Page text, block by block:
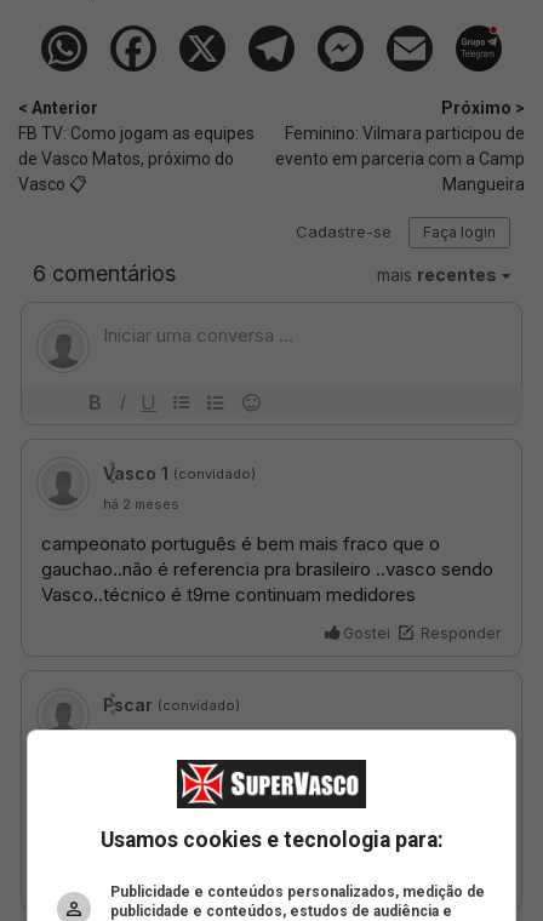
< Anterior
FB TV: Como jogam as equipes
de Vasco Matos, próximo do
Vasco 📋
Próximo >
Feminino: Vilmara participou de
evento em parceria com a Camp
Mangueira
Usamos cookies e tecnologia para:
Publicidade e conteúdos personalizados, medição de
publicidade e conteúdos, estudos de audiência e